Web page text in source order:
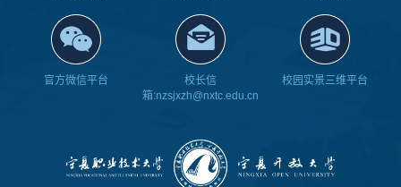
官方微信平台
校长信
箱:nzsjxzh@nxtc.edu.cn
校园实景三维平台